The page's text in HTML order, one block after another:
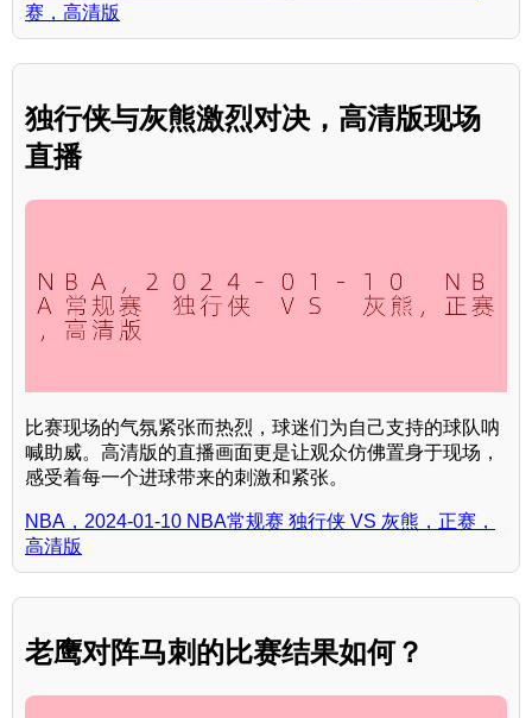
赛，高清版
独行侠与灰熊激烈对决，高清版现场
直播
比赛现场的气氛紧张而热烈，球迷们为自己支持的球队呐
喊助威。高清版的直播画面更是让观众仿佛置身于现场，
感受着每一个进球带来的刺激和紧张。
NBA，2024-01-10 NBA常规赛 独行侠 VS 灰熊，正赛，
高清版
老鹰对阵马刺的比赛结果如何？